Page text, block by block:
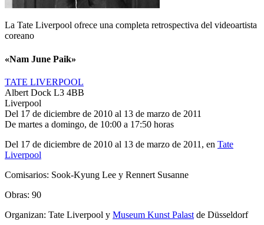
La Tate Liverpool ofrece una completa retrospectiva del videoartista
coreano
«Nam June Paik»
TATE LIVERPOOL
Albert Dock L3 4BB
Liverpool
Del 17 de diciembre de 2010 al 13 de marzo de 2011
De martes a domingo, de 10:00 a 17:50 horas
Del 17 de diciembre de 2010 al 13 de marzo de 2011, en Tate
Liverpool
Comisarios: Sook-Kyung Lee y Rennert Susanne
Obras: 90
Organizan: Tate Liverpool y Museum Kunst Palast de Düsseldorf